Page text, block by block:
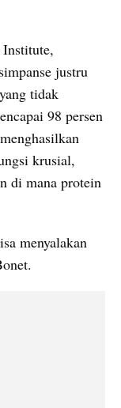
justru
tidak
98 persen
krusial,
di mana protein
menyalakan